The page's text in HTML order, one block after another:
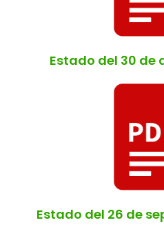
Estado del 30 de
Estado del 26 de